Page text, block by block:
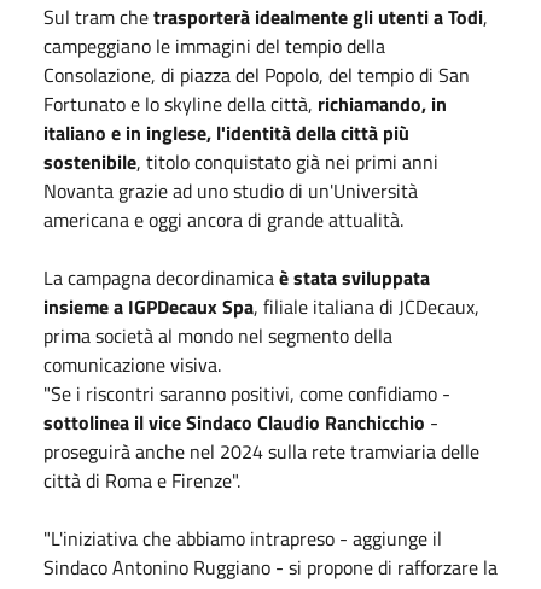
Sul tram chetrasporterà idealmente gli utenti a Todi,
campeggiano le immagini del tempio della
Consolazione, di piazza del Popolo, del tempio di San
Fortunato e lo skyline della città, richiamando, in
italiano e in inglese, l'identità della città più
sostenibile, titolo conquistato già nei primi anni
Novanta grazie ad uno studio di un'Università
americana e oggi ancora di grande attualità.
La campagna decordinamicaè stata sviluppata
insieme a IGPDecaux Spa, filiale italiana di JCDecaux,
prima società al mondo nel segmento della
comunicazione visiva.
"Se i riscontri saranno positivi, come confidiamo -
sottolinea il vice Sindaco Claudio Ranchicchio -
proseguirà anche nel 2024 sulla rete tramviaria delle
città di Roma e Firenze".
"L'iniziativa che abbiamo intrapreso - aggiunge il
Sindaco Antonino Ruggiano - si propone di rafforzare la